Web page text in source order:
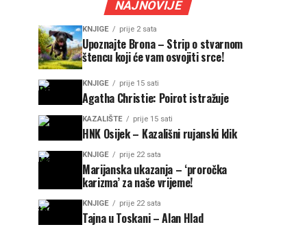
NAJNOVIJE
KNJIGE prije 2 sata
Upoznajte Brona – Strip o stvarnom
štencu koji će vam osvojiti srce!
KNJIGE prije 15 sati
Agatha Christie: Poirot istražuje
KAZALIŠTE prije 15 sati
HNK Osijek – Kazališni rujanski klik
KNJIGE prije 22 sata
Marijanska ukazanja – ‘proročka
karizma’ za naše vrijeme!
KNJIGE prije 22 sata
Tajna u Toskani – Alan Hlad